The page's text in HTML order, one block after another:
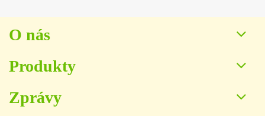
O nás
Produkty
Zprávy